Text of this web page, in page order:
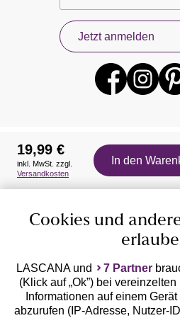
Jetzt anmelden
Auszeichnungen
Geprüfte Sicherheit
19,99 €
inkl. MwSt. zzgl.
Versandkosten
In den
Cookies und
LASCANA und 7 Partner
(Klick auf „Ok”) bei vereinzelten
Informationen auf einem
abzurufen (IP-Adresse, Nutzer-